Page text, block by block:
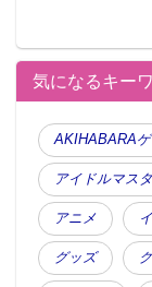
気になるキー
AKIHABARA
アイドルマス
アニメ
グッズ